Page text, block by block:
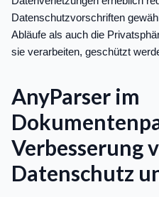
Datenschutzvorschriften
Abläufe als auch die
sie verarbeiten, geschützt
AnyParser im
Verbesserung
Datenschutz